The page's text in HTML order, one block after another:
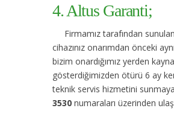
4. Altus Garanti;
Firmamız tarafından
cihazınız onarımdan önceki
bizim onardığımız yerden
gösterdiğimizden ötürü 6 ay
teknik servis hizmetini
3530 numaraları üzerinden